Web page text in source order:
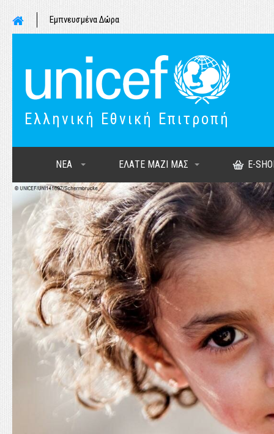
Εμπνευσμένα Δώρα
Ελληνική Εθνική Επιτροπή
ΝΕΑ ΕΛΑΤΕ ΜΑΖΙ ΜΑΣ E-